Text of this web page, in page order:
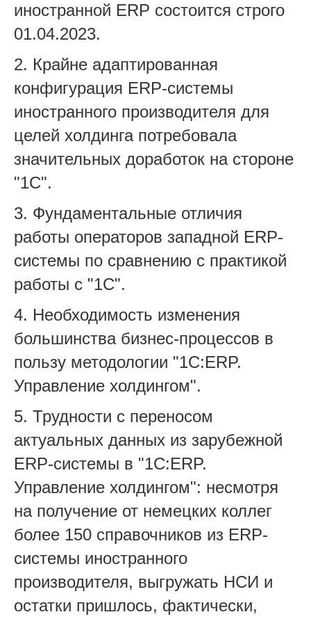
иностранной ERP состоится строго
01.04.2023.
2. Крайне адаптированная
конфигурация ERP-системы
иностранного производителя для
целей холдинга потребовала
значительных доработок на стороне
"1С".
3. Фундаментальные отличия
работы операторов западной ERP-
системы по сравнению с практикой
работы с "1С".
4. Необходимость изменения
большинства бизнес-процессов в
пользу методологии "1С:ERP.
Управление холдингом".
5. Трудности с переносом
актуальных данных из зарубежной
ERP-системы в "1С:ERP.
Управление холдингом": несмотря
на получение от немецких коллег
более 150 справочников из ERP-
системы иностранного
производителя, выгружать НСИ и
остатки пришлось, фактически,